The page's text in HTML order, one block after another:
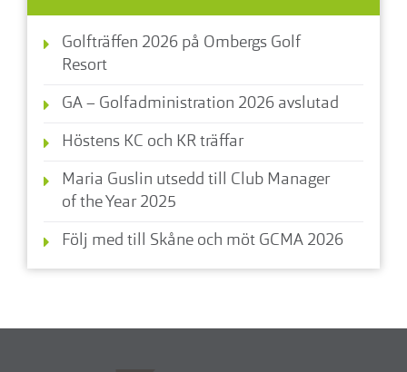
Golfträffen 2026 på Ombergs Golf
Resort
GA – Golfadministration 2026 avslutad
Höstens KC och KR träffar
Maria Guslin utsedd till Club Manager
of the Year 2025
Följ med till Skåne och möt GCMA 2026